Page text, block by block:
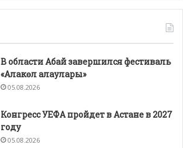
В области Абай завершился фестиваль
«Алакөл алаулары»
05.08.2026
Конгресс УЕФА пройдет в Астане в 2027
году
05.08.2026